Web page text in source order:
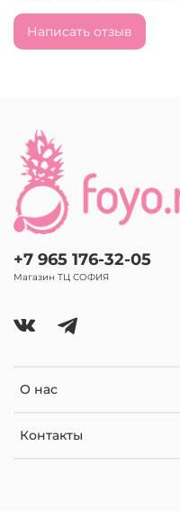
Написать отзыв
О нас
Контакты
+7 965 176-32-05
Магазин ТЦ СОФИЯ